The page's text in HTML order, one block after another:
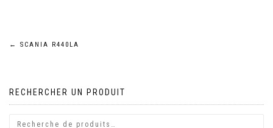
Navigation
l’article
← SCANIA R440LA
RECHERCHER UN PRODUIT